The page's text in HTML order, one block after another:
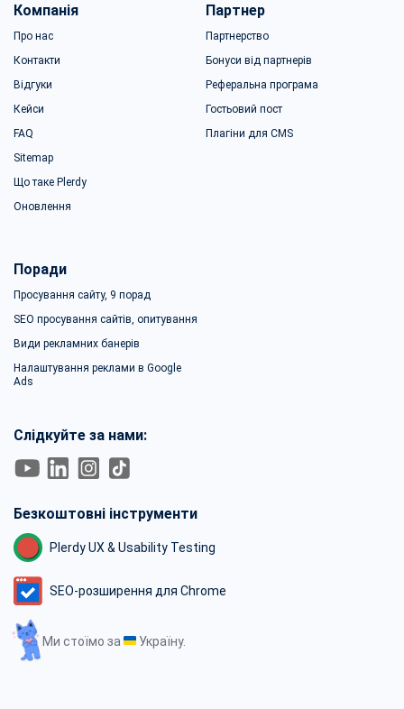
Компанія
Про нас
Контакти
Відгуки
Кейси
FAQ
Sitemap
Що таке Plerdy
Оновлення
Партнер
Партнерство
Бонуси від партнерів
Реферальна програма
Гостьовий пост
Плагіни для CMS
Поради
Просування сайту, 9 порад
SEO просування сайтів, опитування
Види рекламних банерів
Налаштування реклами в Google
Ads
Слідкуйте за нами:
Безкоштовні інструменти
Plerdy UX & Usability Testing
SEO-розширення для Chrome
Ми стоїмо за Україну.